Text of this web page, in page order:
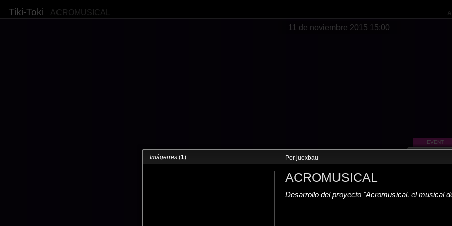
Tiki-Toki ACROMUSICAL
EVENT
12 de
11 de noviembre 2015 15:00
Imágenes (1) Por juexbau
ACROMUSICAL
Desarrollo del proyecto "Acromusical, el musical